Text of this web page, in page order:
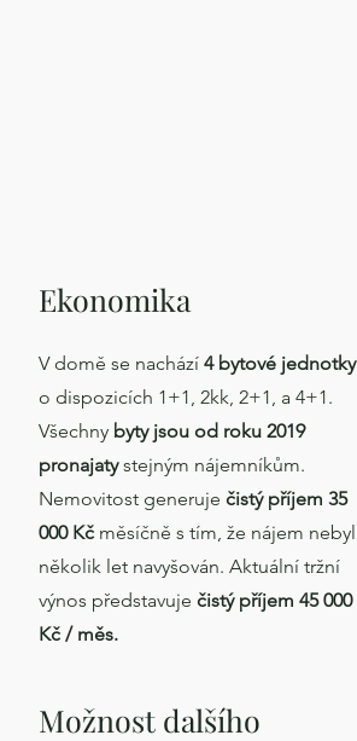
Ekonomika
V domě se nachází 4 bytové jednotky
o dispozicích 1+1, 2kk, 2+1, a 4+1.
Všechny byty jsou od roku 2019
pronajatystejným nájemníkům.
Nemovitost generuje čistý příjem 35
000 Kčměsíčně s tím, že nájem nebyl
několik let navyšován. Aktuální tržní
výnos představuje čistý příjem 45 000
Kč / měs.
Možnost dalšího